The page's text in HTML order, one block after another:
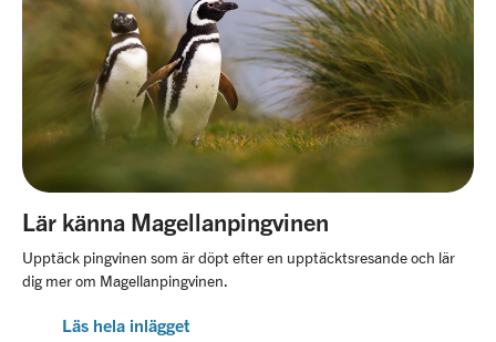
Lär känna Magellanpingvinen
Upptäck pingvinen som är döpt efter en upptäcktsresande och lär
dig mer om Magellanpingvinen.
Läs hela inlägget